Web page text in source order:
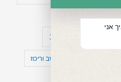
עיצות
קומורבידיות להפרעת קשב וריכוז
אני